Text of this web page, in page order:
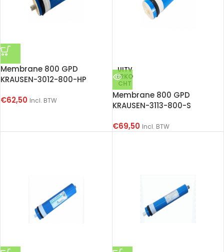
Membrane 800 GPD
KRAUSEN-3012-800-HP
€62,50 Incl. BTW
UITV
ERKO
CHT
Membrane 800 GPD
KRAUSEN-3113-800-S
€69,50 Incl. BTW